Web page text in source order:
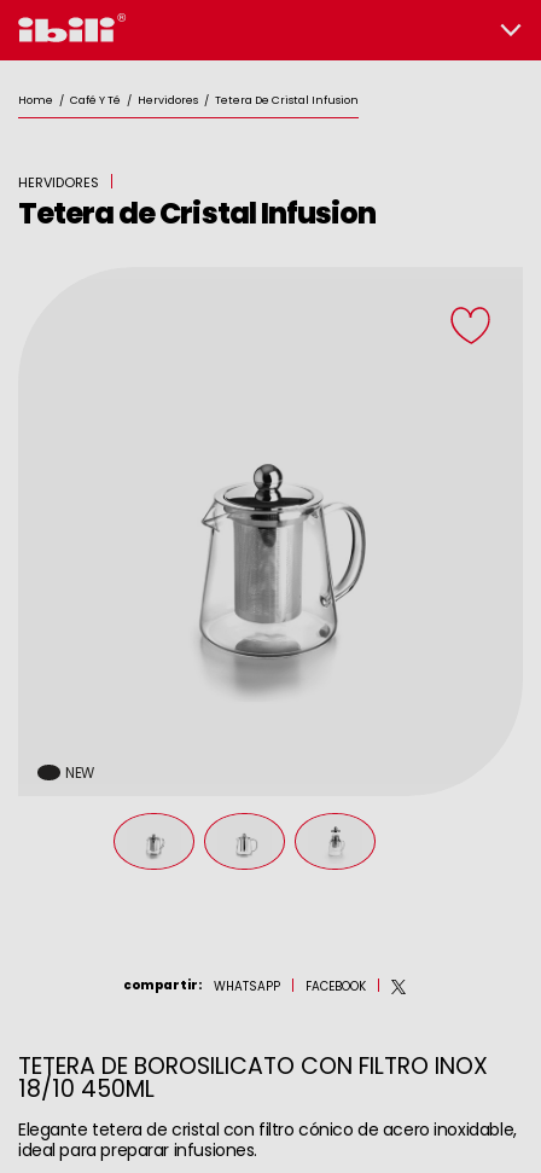
Home / Café Y Té / Hervidores / Tetera De Cristal Infusion
HERVIDORES
Tetera de Cristal Infusion
NEW
compartir: WHATSAPP FACEBOOK
TETERA DE BOROSILICATO CON FILTRO INOX
18/10 450ML
Elegante tetera de cristal con filtro cónico de acero inoxidable,
ideal para preparar infusiones.